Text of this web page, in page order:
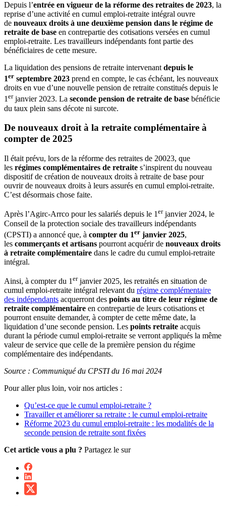
Depuis l’entrée en vigueur de la réforme des retraites de 2023, la
reprise d’une activité en cumul emploi-retraite intégral ouvre
de nouveaux droits à une deuxième pension dans le régime de
retraite de base en contrepartie des cotisations versées en cumul
emploi-retraite. Les travailleurs indépendants font partie des
bénéficiaires de cette mesure.
La liquidation des pensions de retraite intervenant depuis le
1er septembre 2023 prend en compte, le cas échéant, les nouveaux
droits en vue d’une nouvelle pension de retraite constitués depuis le
1erjanvier 2023. La seconde pension de retraite de base bénéficie
du taux plein sans décote ni surcote.
De nouveaux droit à la retraite complémentaire à
compter de 2025
Il était prévu, lors de la réforme des retraites de 20023, que
les régimes complémentaires de retraite s’inspirent du nouveau
dispositif de création de nouveaux droits à retraite de base pour
ouvrir de nouveaux droits à leurs assurés en cumul emploi-retraite.
C’est désormais chose faite.
Après l’Agirc-Arrco pour les salariés depuis le 1erjanvier 2024, le
Conseil de la protection sociale des travailleurs indépendants
(CPSTI) a annoncé que, à compter du 1er janvier 2025,
les commerçants et artisans pourront acquérir de nouveaux droits
à retraite complémentaire dans le cadre du cumul emploi-retraite
intégral.
Ainsi, à compter du 1 erjanvier 2025, les retraités en situation de
cumul emploi-retraite intégral relevant du régime complémentaire
des indépendants acquerront des points au titre de leur régime de
retraite complémentaire en contrepartie de leurs cotisations et
pourront ensuite demander, à compter de cette même date, la
liquidation d’une seconde pension. Les points retraite acquis
durant la période cumul emploi-retraite se verront appliqués la même
valeur de service que celle de la première pension du régime
complémentaire des indépendants.
Source : Communiqué du CPSTI du 16 mai 2024
Pour aller plus loin, voir nos articles :
Qu’est-ce que le cumul emploi-retraite ?
Travailler et améliorer sa retraite : le cumul emploi-retraite
Réforme 2023 du cumul emploi-retraite : les modalités de la
seconde pension de retraite sont fixées
Cet article vous a plu ? Partagez le sur